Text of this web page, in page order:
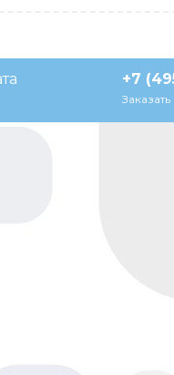
+7
нам, мы в сети